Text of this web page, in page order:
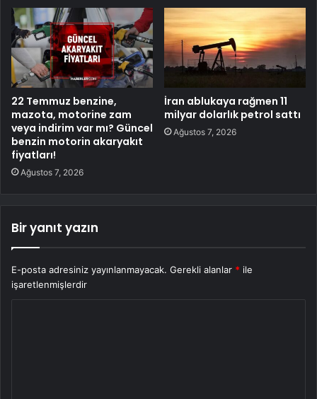
22 Temmuz benzine,
mazota, motorine zam
veya indirim var mı? Güncel
benzin motorin akaryakıt
fiyatları!
Ağustos 7, 2026
İran ablukaya rağmen 11
milyar dolarlık petrol sattı
Ağustos 7, 2026
Bir yanıt yazın
E-posta adresiniz yayınlanmayacak. Gerekli alanlar * ile
işaretlenmişlerdir